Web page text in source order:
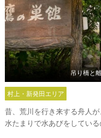
吊り橋と
村上・新発田エリア
昔、荒川を行き来する舟人
水たまりで水あびをしてい